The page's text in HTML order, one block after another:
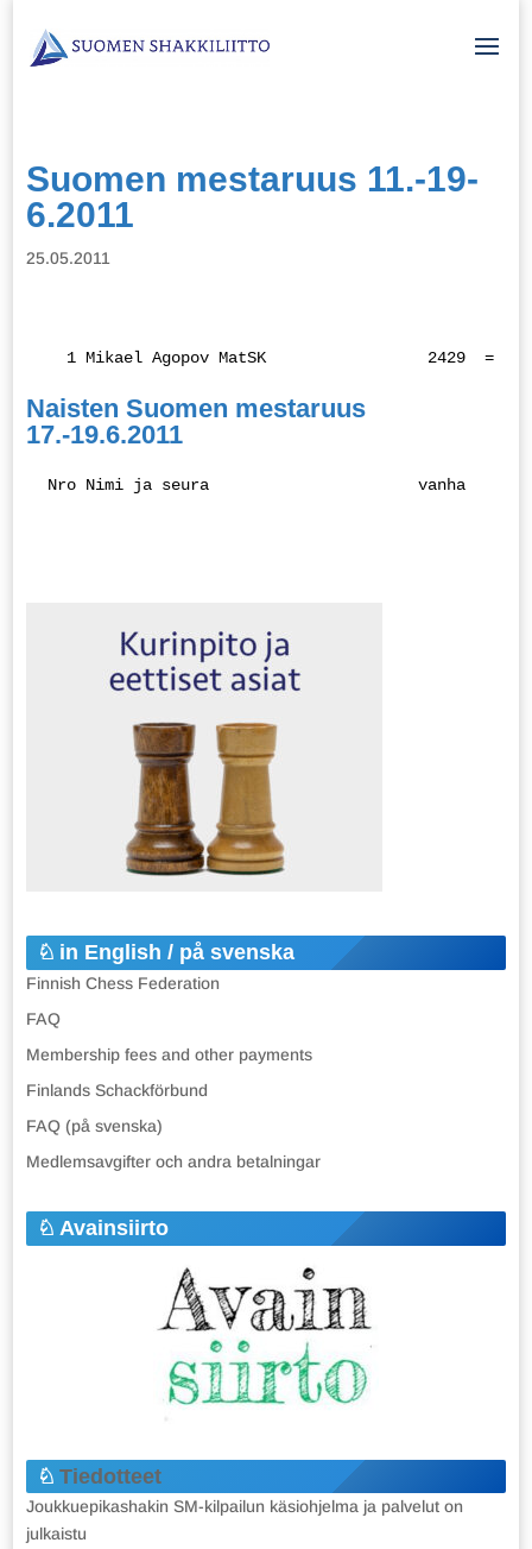
Suomen mestaruus 11.-19-
6.2011
25.05.2011
1 Mikael Agopov MatSK                 2429  =
Naisten Suomen mestaruus
17.-19.6.2011
Nro Nimi ja seura                      vanha
in English / på svenska
Finnish Chess Federation
FAQ
Membership fees and other payments
Finlands Schackförbund
FAQ (på svenska)
Medlemsavgifter och andra betalningar
Avainsiirto
Tiedotteet
Joukkuepikashakin SM-kilpailun käsiohjelma ja palvelut on
julkaistu